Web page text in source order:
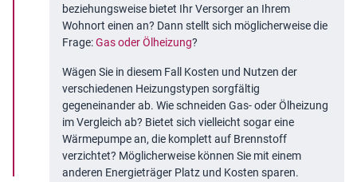
beziehungsweise bietet Ihr Versorger an Ihrem
Wohnort einen an? Dann stellt sich möglicherweise die
Frage:Gas oder Ölheizung?
Wägen Sie in diesem Fall Kosten und Nutzen der
verschiedenen Heizungstypen sorgfältig
gegeneinander ab. Wie schneiden Gas- oder Ölheizung
im Vergleich ab? Bietet sich vielleicht sogar eine
Wärmepumpe an, die komplett auf Brennstoff
verzichtet? Möglicherweise können Sie mit einem
anderen Energieträger Platz und Kosten sparen.